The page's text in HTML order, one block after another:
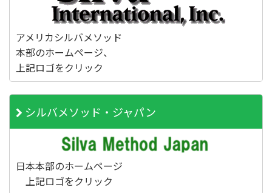
アメリカシルバメソッド
本部のホームページ、
上記ロゴをクリック
シルバメソッド・ジャパン
日本本部のホームページ
上記ロゴをクリック